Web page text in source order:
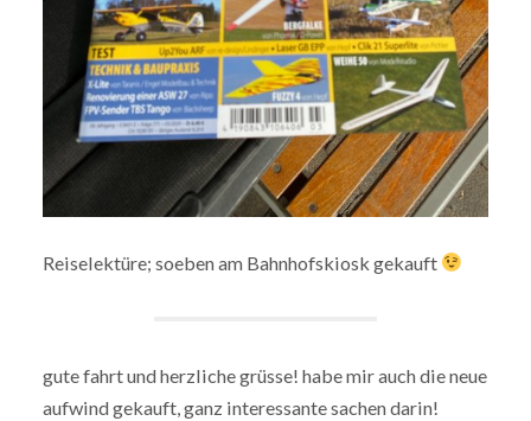
Reiselektüre; soeben am Bahnhofskiosk gekauft
gute fahrt und herzliche grüsse! habe mir auch die neue
aufwind gekauft, ganz interessante sachen darin!